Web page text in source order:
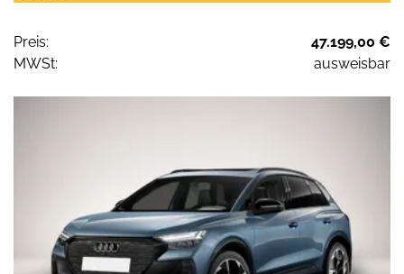
Preis:
47.199,00 €
MWSt:
ausweisbar